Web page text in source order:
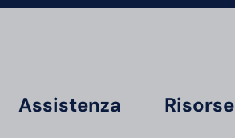
Assistenza Risorse